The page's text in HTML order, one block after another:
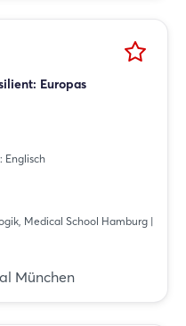
Europas
Englisch
Medical School Hamburg |
München